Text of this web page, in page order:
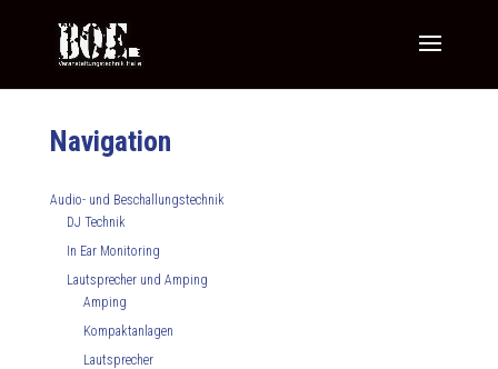
Navigation
Audio- und Beschallungstechnik
DJ Technik
In Ear Monitoring
Lautsprecher und Amping
Amping
Kompaktanlagen
Lautsprecher